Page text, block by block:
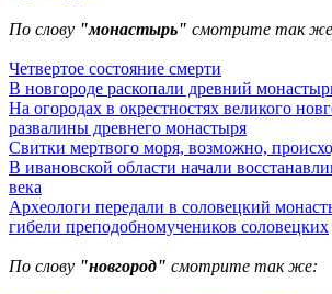
По слову "монастырь" смотрите так
Четвертое состояние смерти
В новгороде раскопали древний
На огородах в окрестностях великого
развалины древнего монастыря
Свитки мертвого моря, возможно,
В ивановской области начали
века
Археологи передали в соловецкий
гибели преподобномучеников соловецких
По слову "новгород" смотрите так же: